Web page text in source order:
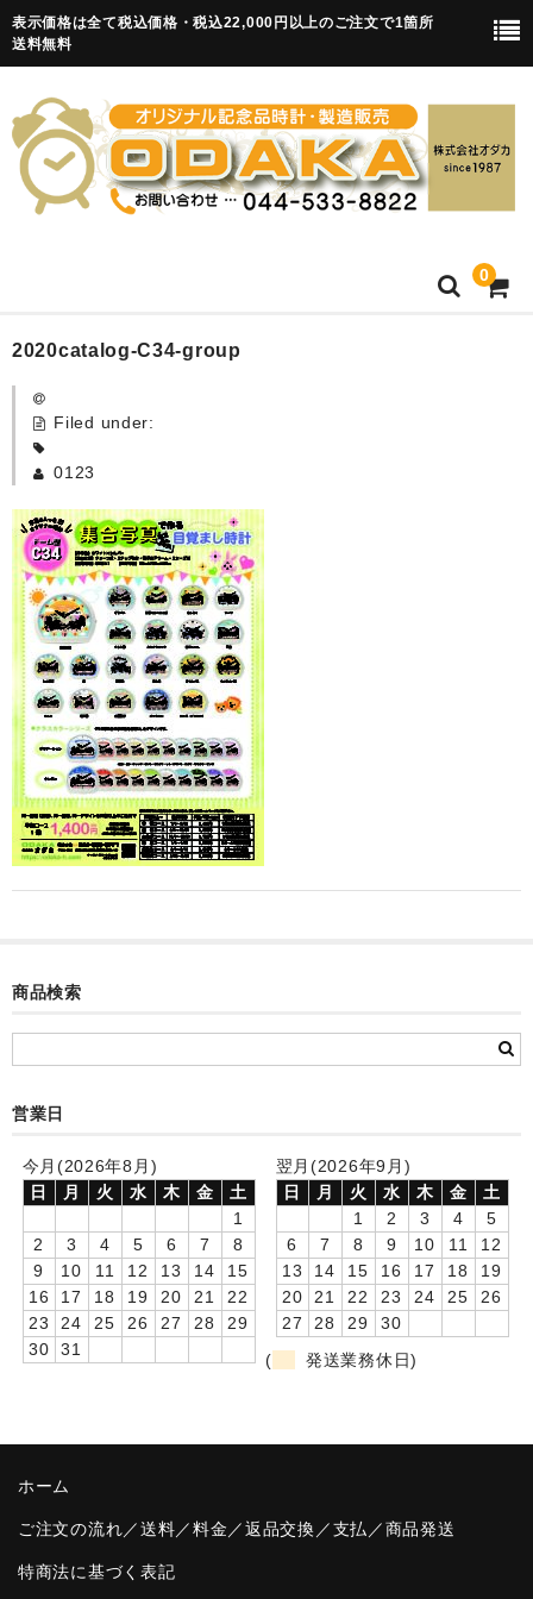
表示価格は全て税込価格・税込22,000円以上のご注文で1箇所
送料無料
0
HOME
卒園記念品
カード付フォトフレームクロック(集合)
目覚まし時計(集合＋個別)
メロディ時計(集合)
音声時計(集合)
目覚まし時計(個別)
お絵かきギャラリープラス(絵＋個別)
メロディ時計(個別)
お絵かきギャラリー
卒園DVDアルバム
卒業記念品
音声入りフォトフレームクロック(集合)
音声入りフォトフレームクロック(校歌)
スポーツウォッチ
2020catalog-C34-group
Filed under:
0123
商品検索
営業日
今月(2026年8月)
日
月 火 水 木 金
土
1
2
3 4 5 6 7
8
9
10 11 12 13 14
15
16
17 18 19 20 21
22
23
24 25 26 27 28
29
30
31
翌月(2026年9月)
日
月 火 水 木 金
土
1
2 3 4
5
6
7 8 9 10 11
12
13
14 15 16 17 18
19
20
21 22 23 24 25
26
27
28 29
30
(
発送業務休日)
ホーム
ご注文の流れ／送料／料金／返品交換／支払／商品発送
特商法に基づく表記